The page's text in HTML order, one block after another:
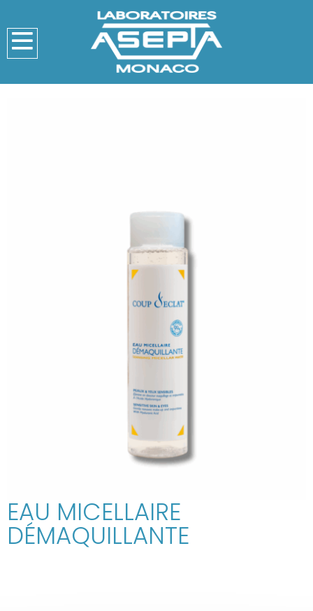
EAU MICELLAIRE
DÉMAQUILLANTE